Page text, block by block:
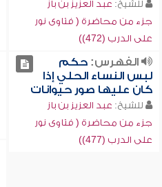
للشيخ: عبد العزيز بن باز
جزء من محاضرة ( فتاوى نور
على الدرب (472))
الفهرس:حكم
لبس النساء الحلي إذا
كان عليها صور حيوانات
للشيخ: عبد العزيز بن باز
جزء من محاضرة ( فتاوى نور
على الدرب (477))